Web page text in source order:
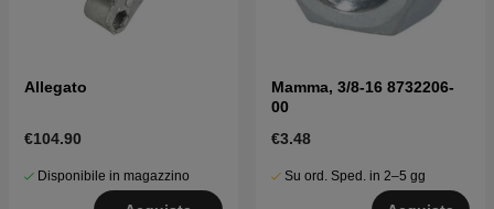
Allegato
€104.90
Disponibile in magazzino
Mamma, 3/8-16 8732206-
00
€3.48
Su ord. Sped. in 2–5 gg